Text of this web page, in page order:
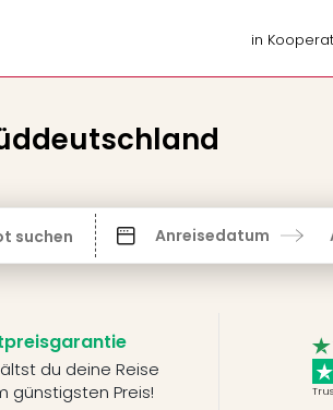
in
suchen Anreisedatum
du deine Reise
günstigsten Preis!